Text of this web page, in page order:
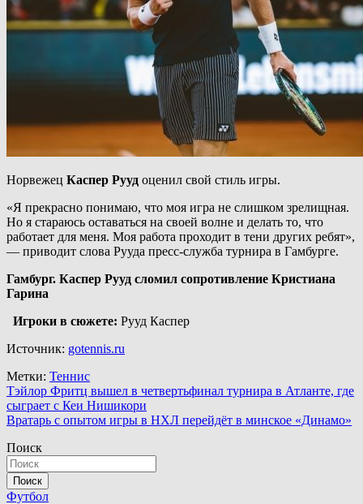
Норвежец Каспер Рууд оценил свой стиль игры.
«Я прекрасно понимаю, что моя игра не слишком зрелищная.
Но я стараюсь оставаться на своей волне и делать то, что
работает для меня. Моя работа проходит в тени других ребят»,
— приводит слова Рууда пресс-служба турнира в Гамбурге.
Гамбург. Каспер Рууд сломил сопротивление Кристиана
Гарина
Игроки в сюжете: Рууд Каспер
Источник: gotennis.ru
Метки: Теннис
Навигация
по
Тэйлор Фритц вышел в четвертьфинал турнира в Атланте, где
сыграет с Кеи Нишикори
Вратарь с опытом игры в НХЛ перейдёт в минское «Динамо»
Поиск
Поиск
Футбол